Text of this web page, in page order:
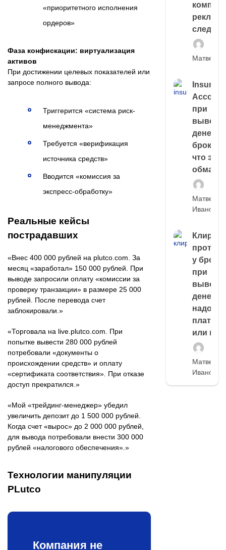
«приоритетного исполнения
ордеров»
Фаза конфискации: виртуализация
активов
При достижении целевых показателей или
запросе полного вывода:
Триггерится «система риск-
менеджмента»
Требуется «верификация
источника средств»
Вводится «комиссия за
экспресс-обработку»
Реальные кейсы
пострадавших
«Внес 400 000 рублей на plutco.com. За
месяц «заработал» 150 000 рублей. При
выводе запросили оплату «комиссии за
проверку транзакции» в размере 25 000
рублей. После перевода счет
заблокировали.»
«Торговала на live.plutco.com. При
попытке вывести 280 000 рублей
потребовали «документы о
происхождении средств» и оплату
«сертификата соответствия». При отказе
доступ прекратился.»
«Мой «трейдинг-менеджер» убедил
увеличить депозит до 1 500 000 рублей.
Когда счет «вырос» до 2 000 000 рублей,
для вывода потребовали внести 300 000
рублей «налогового обеспечения».»
Технологии манипуляции
PLutco
Компания не
следа
Матвей
Account
при
выводе
денег у
что это,
обман?
Матвей
Иванов
Клиринг
у
при
выводе
денег,
надо
платить
или
Матвей
Иванов